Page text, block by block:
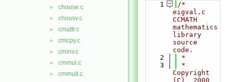
► chouse.c
► chousv.c
► cmattr.c
► cmcpy.c
► cminv.c
► cmmul.c
► cmmult.c
    1
/*
eigval.c
CCMATH
mathematics
library
source
code.
    2
*
    3
*
Copyright
(C)  2000